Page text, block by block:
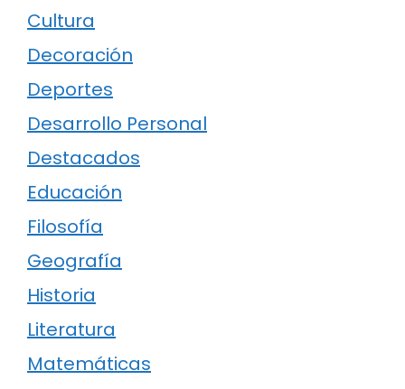
Cultura
Decoración
Deportes
Desarrollo Personal
Destacados
Educación
Filosofía
Geografía
Historia
Literatura
Matemáticas